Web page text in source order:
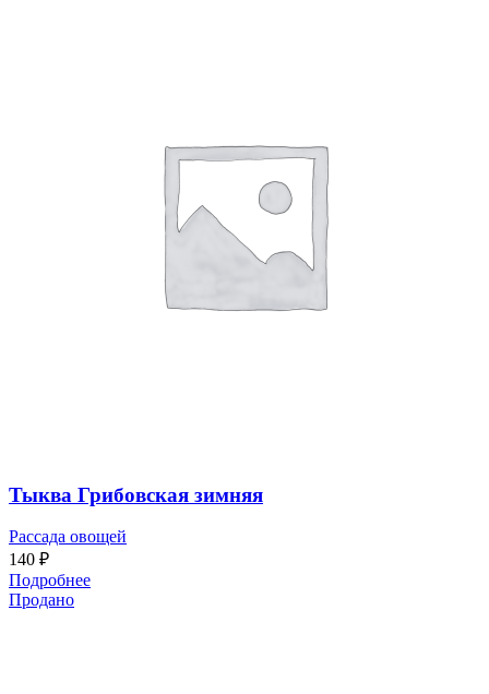
Тыква Грибовская зимняя
Рассада овощей
140 ₽
Подробнее
Продано